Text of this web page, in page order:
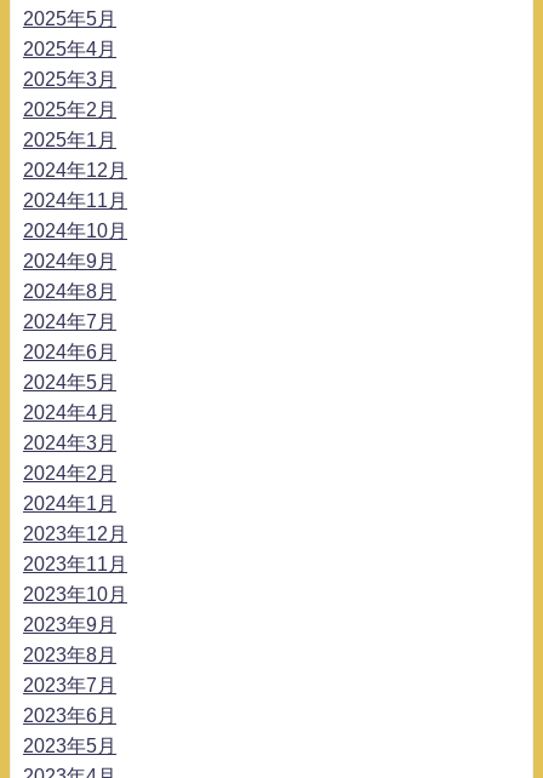
2025年5月
2025年4月
2025年3月
2025年2月
2025年1月
2024年12月
2024年11月
2024年10月
2024年9月
2024年8月
2024年7月
2024年6月
2024年5月
2024年4月
2024年3月
2024年2月
2024年1月
2023年12月
2023年11月
2023年10月
2023年9月
2023年8月
2023年7月
2023年6月
2023年5月